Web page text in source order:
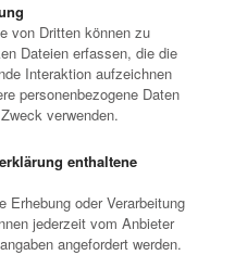
von Dritten können zu
Dateien erfassen, die die
Interaktion aufzeichnen
personenbezogene Daten
verwenden.
enthaltene
Erhebung oder Verarbeitung
jederzeit vom Anbieter
angefordert werden.